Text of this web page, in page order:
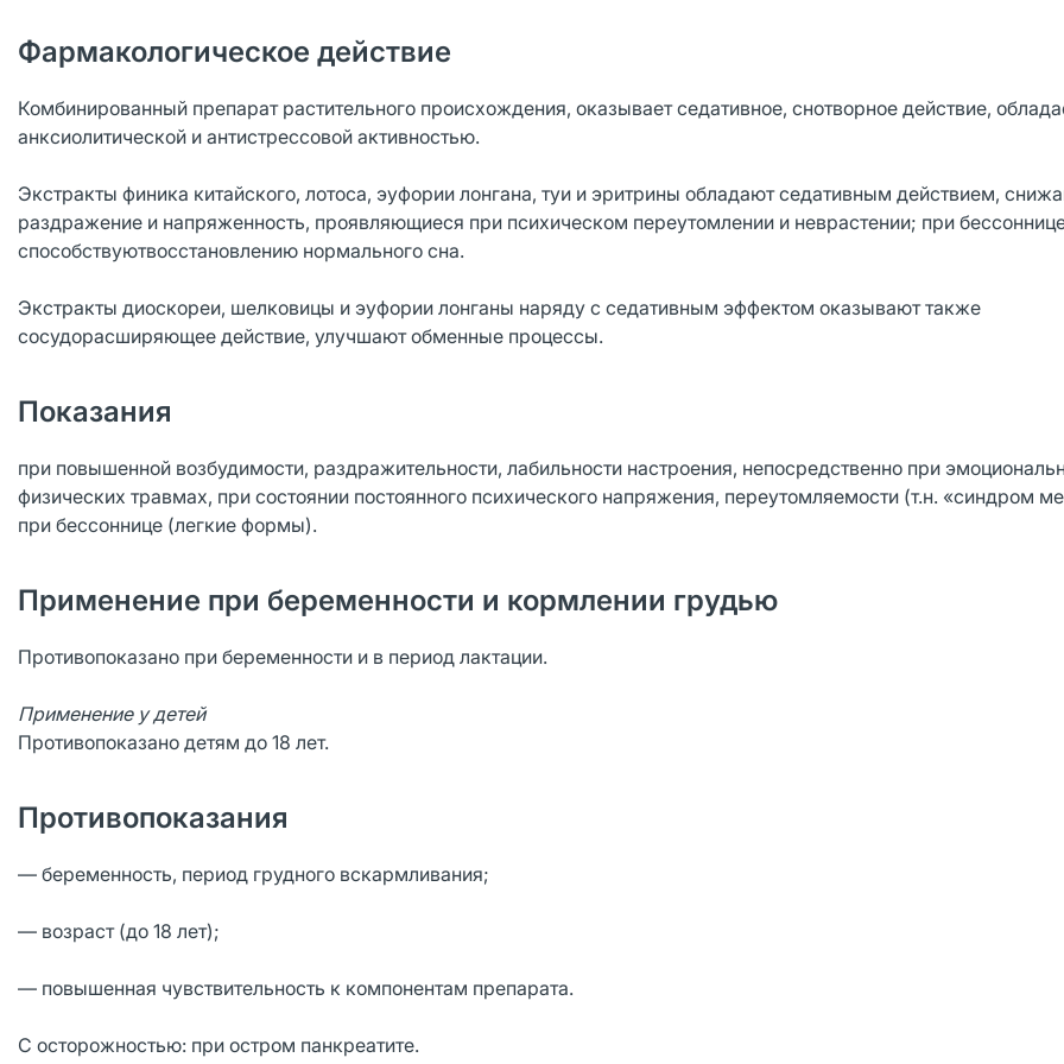
Фармакологическое действие
Комбинированный препарат растительного происхождения, оказывает седативное, снотворное действие,
анксиолитической и антистрессовой активностью.
Экстракты финика китайского, лотоса, эуфории лонгана, туи и эритрины обладают седативным действием,
раздражение и напряженность, проявляющиеся при психическом переутомлении и неврастении; при
способствуютвосстановлению нормального сна.
Экстракты диоскореи, шелковицы и эуфории лонганы наряду с седативным эффектом оказывают также
сосудорасширяющее действие, улучшают обменные процессы.
Показания
при повышенной возбудимости, раздражительности, лабильности настроения, непосредственно при
физических травмах, при состоянии постоянного психического напряжения, переутомляемости (т.н. «синдром
при бессоннице (легкие формы).
Применение при беременности и кормлении грудью
Противопоказано при беременности и в период лактации.
Применение у детей
Противопоказано детям до 18 лет.
Противопоказания
— беременность, период грудного вскармливания;
— возраст (до 18 лет);
— повышенная чувствительность к компонентам препарата.
С осторожностью: при остром панкреатите.